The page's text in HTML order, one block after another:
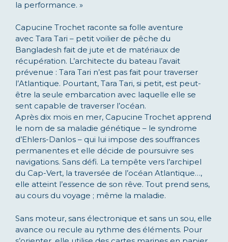
la performance. »
Capucine Trochet raconte sa folle aventure
avec Tara Tari – petit voilier de pêche du
Bangladesh fait de jute et de matériaux de
récupération. L’architecte du bateau l’avait
prévenue : Tara Tari n’est pas fait pour traverser
l’Atlantique. Pourtant, Tara Tari, si petit, est peut-
être la seule embarcation avec laquelle elle se
sent capable de traverser l’océan.
Après dix mois en mer, Capucine Trochet apprend
le nom de sa maladie génétique – le syndrome
d’Ehlers-Danlos – qui lui impose des souffrances
permanentes et elle décide de poursuivre ses
navigations. Sans défi. La tempête vers l’archipel
du Cap-Vert, la traversée de l’océan Atlantique…,
elle atteint l’essence de son rêve. Tout prend sens,
au cours du voyage ; même la maladie.
Sans moteur, sans électronique et sans un sou, elle
avance ou recule au rythme des éléments. Pour